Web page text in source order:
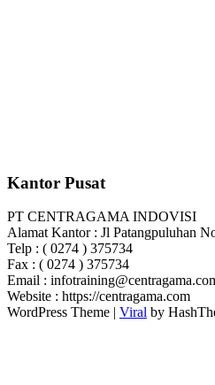
Kantor Pusat
PT CENTRAGAMA INDOVISI
Alamat Kantor : Jl Patangpuluhan
Telp : ( 0274 ) 375734
Fax : ( 0274 ) 375734
Email :
Website : https://centragama.com
WordPress Theme | Viral by